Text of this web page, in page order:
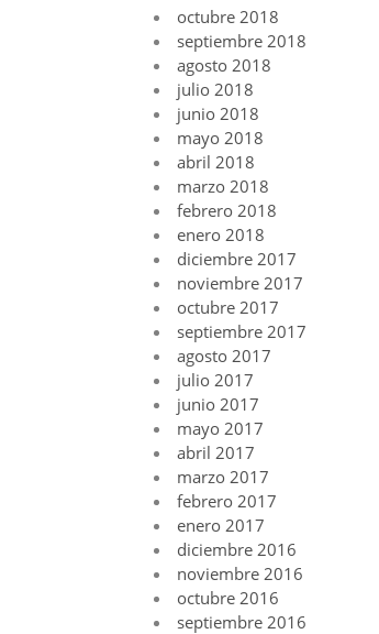
octubre 2018
septiembre 2018
agosto 2018
julio 2018
junio 2018
mayo 2018
abril 2018
marzo 2018
febrero 2018
enero 2018
diciembre 2017
noviembre 2017
octubre 2017
septiembre 2017
agosto 2017
julio 2017
junio 2017
mayo 2017
abril 2017
marzo 2017
febrero 2017
enero 2017
diciembre 2016
noviembre 2016
octubre 2016
septiembre 2016